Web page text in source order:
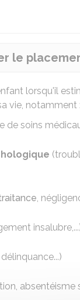
le
lorsqu'il
vie, notamment :
de soins
,
absentéisme